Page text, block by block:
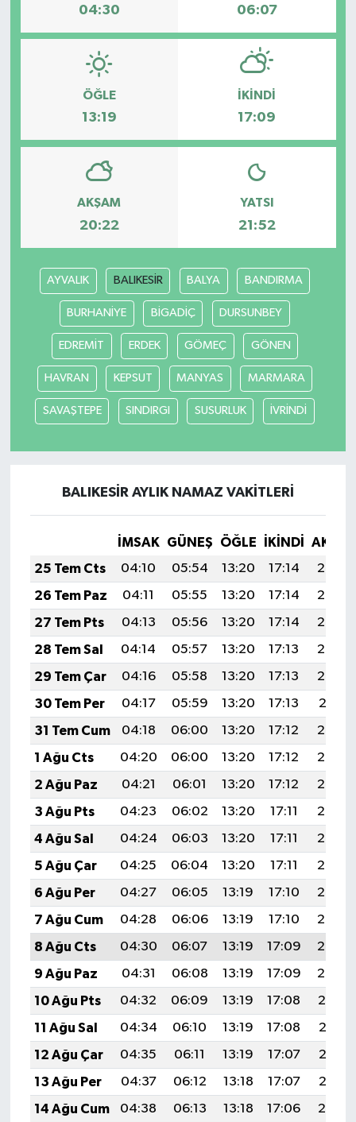
04:30 06:07
ÖĞLE
13:19
İKINDI
17:09
AKŞAM
20:22
YATSI
21:52
AYVALIK BALIKESİR BALYA BANDIRMA
BURHANİYE BİGADİÇ DURSUNBEY
EDREMİT ERDEK GÖMEÇ GÖNEN
HAVRAN KEPSUT MANYAS MARMARA
SAVAŞTEPE SINDIRGI SUSURLUK İVRİNDİ
BALIKESİR AYLIK NAMAZ VAKITLERI
İMSAK GÜNEŞ ÖĞLE İKINDI
25 Tem Cts
04:10 05:54 13:20 17:14
20:36
26 Tem Paz
04:11 05:55 13:20 17:14
20:35
27 Tem Pts
04:13 05:56 13:20 17:14
20:34
28 Tem Sal
04:14 05:57 13:20 17:13
20:33
29 Tem Çar
04:16 05:58 13:20 17:13
20:32
30 Tem Per
04:17 05:59 13:20 17:13
20:31
31 Tem Cum
04:18 06:00 13:20 17:12
20:30
1 Ağu Cts
04:20 06:00 13:20 17:12
20:29
2 Ağu Paz
04:21 06:01 13:20 17:12
20:28
3 Ağu Pts
04:23 06:02 13:20 17:11
20:27
4 Ağu Sal
04:24 06:03 13:20 17:11
20:26
5 Ağu Çar
04:25 06:04 13:20 17:11
20:25
6 Ağu Per
04:27 06:05 13:19 17:10
20:24
7 Ağu Cum
04:28 06:06 13:19 17:10
20:23
8 Ağu Cts
04:30 06:07 13:19 17:09
20:22
9 Ağu Paz
04:31 06:08 13:19 17:09
20:20
10 Ağu Pts
04:32 06:09 13:19 17:08
20:19
11 Ağu Sal
04:34 06:10 13:19 17:08
20:18
12 Ağu Çar
04:35 06:11 13:19 17:07
20:17
13 Ağu Per
04:37 06:12 13:18 17:07
20:15
14 Ağu Cum
04:38 06:13 13:18 17:06
20:14
SPOR
TEKNOLOJİ
TİCARET